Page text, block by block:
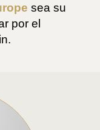
sea su
por el